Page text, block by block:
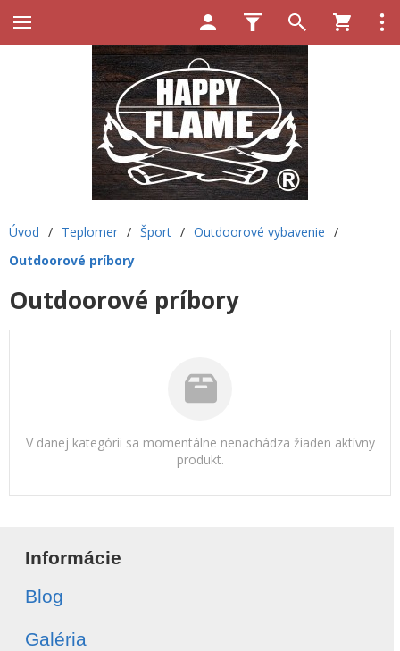
Úvod / Teplomer / Šport / Outdoorové vybavenie /
Outdoorové príbory
Outdoorové príbory
V danej kategórii sa momentálne nenachádza žiaden aktívny
produkt.
Informácie
Blog
Galéria